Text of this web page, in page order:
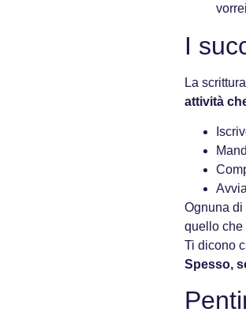
I
La
attività
Ognuna di
quello che
Ti dicono
Spesso,